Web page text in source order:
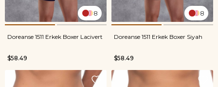
8
Doreanse 1511 Erkek Boxer Lacivert
$58.49
8
Doreanse 1511 Erkek Boxer Siyah
$58.49